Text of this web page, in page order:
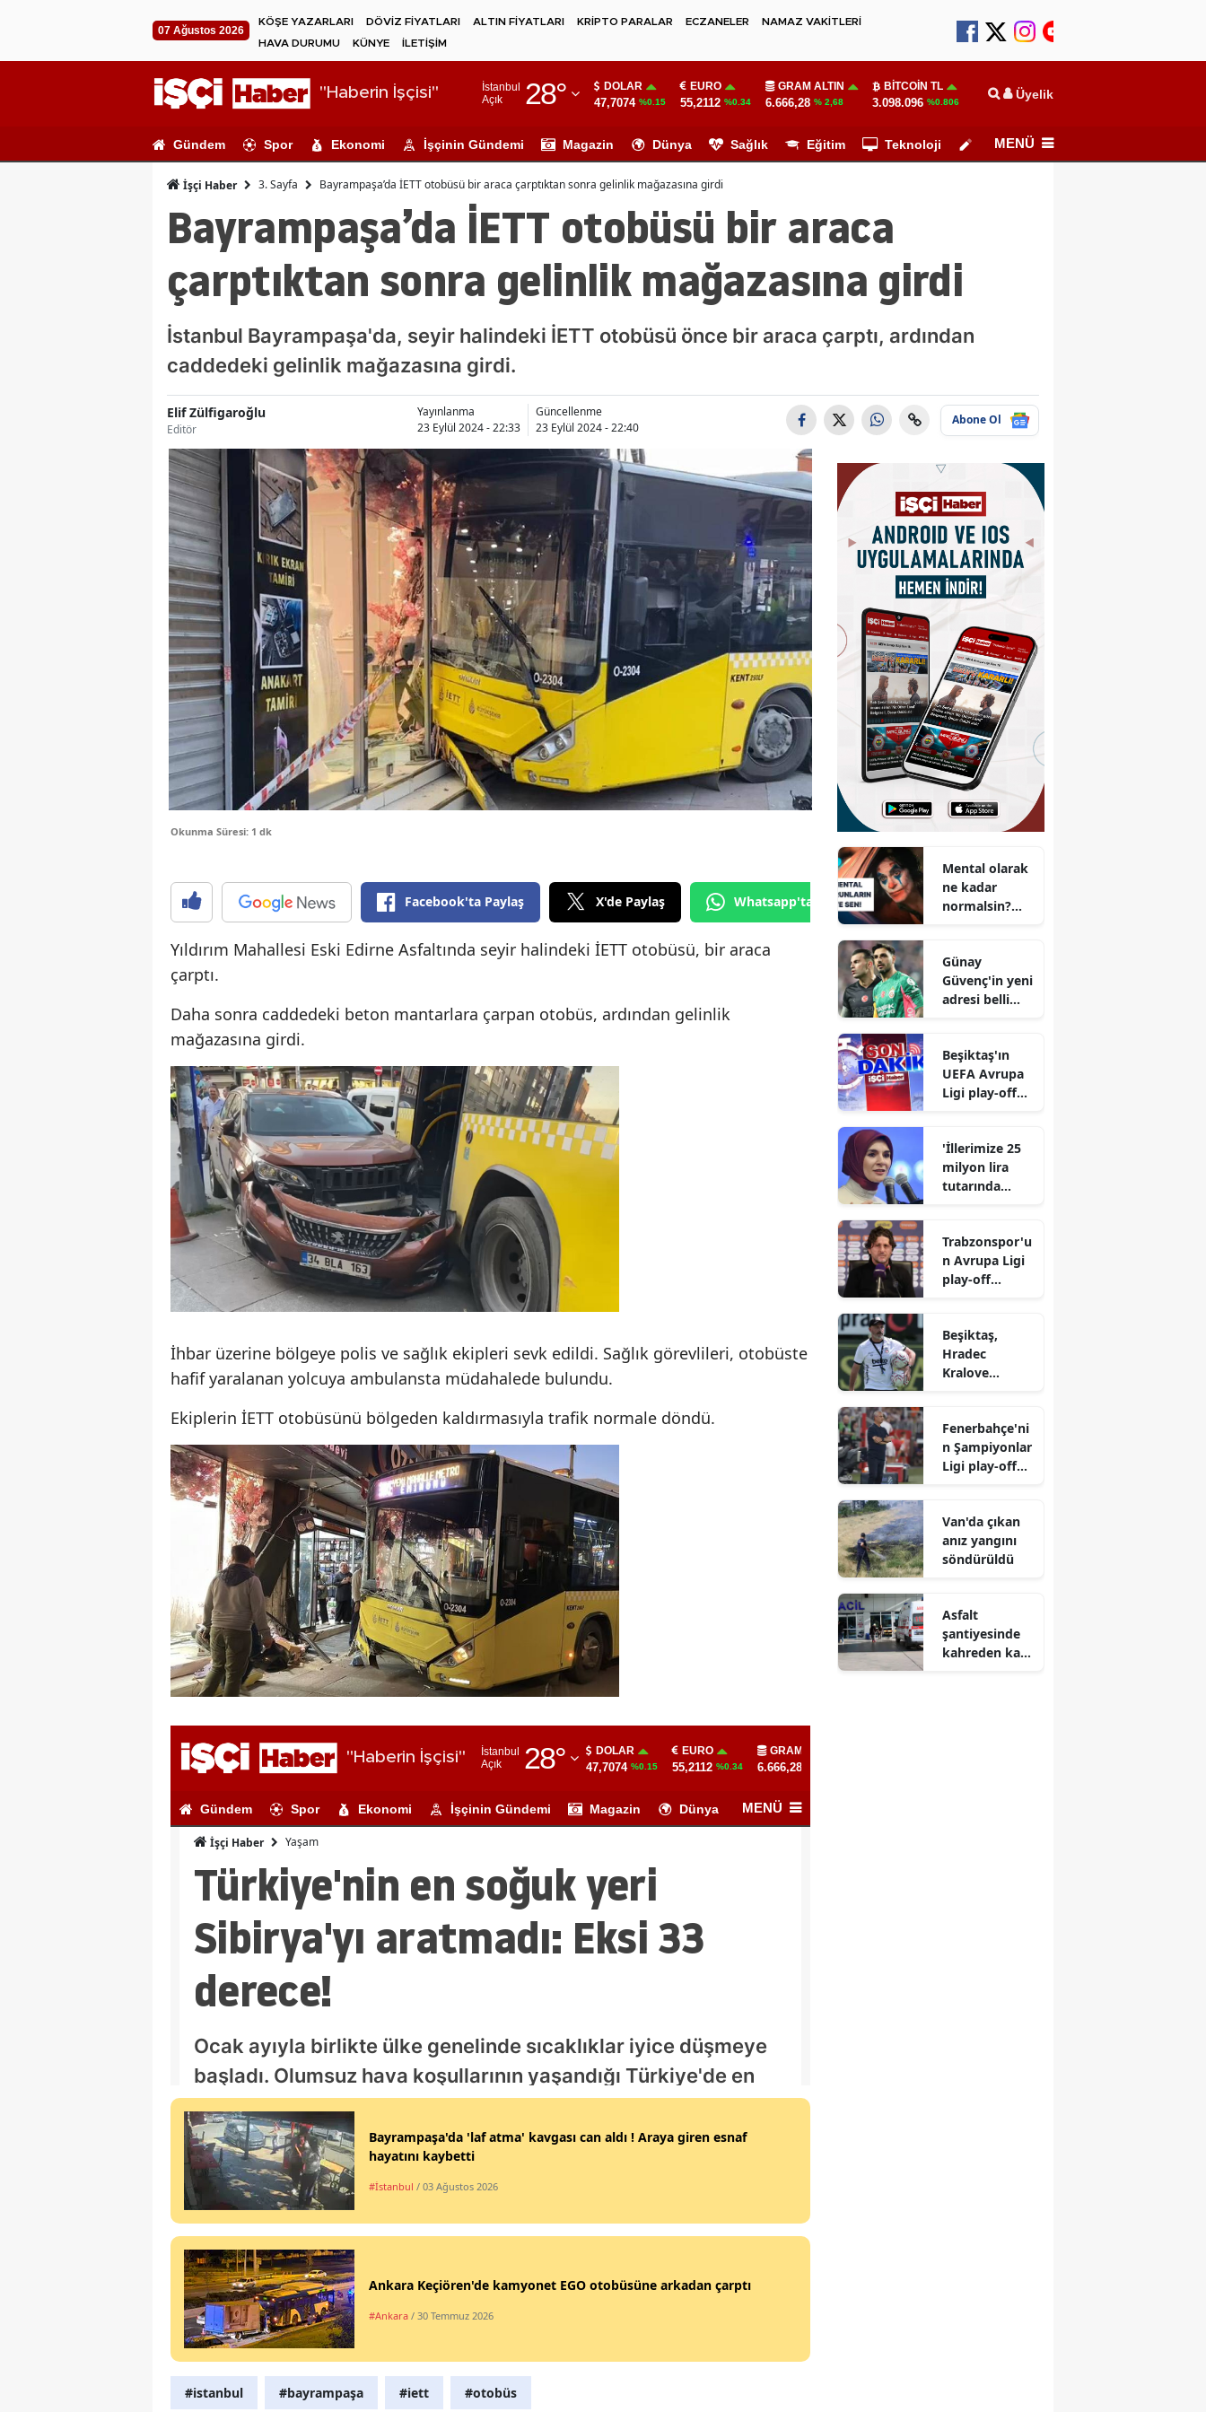
07 Ağustos 2026
KÖŞE YAZARLARI DÖVİZ FİYATLARI ALTIN FİYATLARI KRİPTO PARALAR ECZANELER
NAMAZ VAKİTLERİ
HAVA DURUMU
KÜNYE İLETİŞİM
"Haberin İşçisi"
İstanbul
Açık
28°
Adıyaman
Ağrı
Antalya
Artvin
Aydın
Bilecik
Bingöl
Bolu
Burdur
Bursa
Çanakkale
Çankırı
Çorum
Denizli
Diyarbakır
Erzincan
Gaziantep
Gümüşhane
Hakkari
Isparta
Mersin
İstanbul
İzmir
Kastamonu
Kayseri
Kırklareli
Kırşehir
Kocaeli
Konya
Kütahya
Manisa
Mardin
Muş
Niğde
Ordu
Samsun
Siirt
Tokat
Tunceli
Van
DOLAR
47,7074 %0.15
EURO
55,2112 %0.34
GRAM ALTIN
6.666,28 % 2,68
BITCOIN TL
3.098.096 %0.806 Üyelik
Gündem Spor Ekonomi İşçinin Gündemi Magazin Dünya Sağlık Eğitim Teknoloji Köşe Yazarları
MENÜ
İşçi Haber 3. Sayfa Bayrampaşa’da İETT otobüsü bir araca çarptıktan sonra gelinlik mağazasına girdi
Bayrampaşa’da İETT otobüsü bir araca
çarptıktan sonra gelinlik mağazasına girdi
İstanbul Bayrampaşa'da, seyir halindeki İETT otobüsü önce bir araca çarptı, ardından
caddedeki gelinlik mağazasına girdi.
Elif Zülfigaroğlu
Editör
Yayınlanma
23 Eylül 2024 - 22:33
Güncellenme
23 Eylül 2024 - 22:40
Abone Ol
Okunma Süresi: 1 dk
Facebook'ta Paylaş X'de Paylaş Whatsapp'tan Gönder
Yıldırım Mahallesi Eski Edirne Asfaltında seyir halindeki İETT otobüsü, bir araca
çarptı.
Daha sonra caddedeki beton mantarlara çarpan otobüs, ardından gelinlik
mağazasına girdi.
İhbar üzerine bölgeye polis ve sağlık ekipleri sevk edildi. Sağlık görevlileri, otobüste
hafif yaralanan yolcuya ambulansta müdahalede bulundu.
Ekiplerin İETT otobüsünü bölgeden kaldırmasıyla trafik normale döndü.
Bayrampaşa'da 'laf atma' kavgası can aldı ! Araya giren esnaf
hayatını kaybetti
#İstanbul / 03 Ağustos 2026
Ankara Keçiören'de kamyonet EGO otobüsüne arkadan çarptı
#Ankara / 30 Temmuz 2026
#istanbul #bayrampaşa #iett #otobüs
Mental olarak
ne kadar
normalsin?
keşfet!
Günay
Güvenç'in yeni
adresi belli
yakın
Beşiktaş'ın
UEFA Avrupa
Ligi play-off
oldu
'İllerimize 25
milyon lira
tutarında
Trabzonspor'u
n Avrupa Ligi
play-off
oldu
Beşiktaş,
Hradec
Kralove
açıkladı
Fenerbahçe'ni
n Şampiyonlar
Ligi play-off
oldu
Van'da çıkan
anız yangını
söndürüldü
Asfalt
şantiyesinde
kahreden kaza